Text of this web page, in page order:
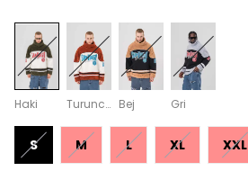
Haki Turuncu Bej Gri
S M L XL XXL